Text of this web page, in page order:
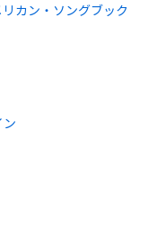
カン・ソングブック
ン